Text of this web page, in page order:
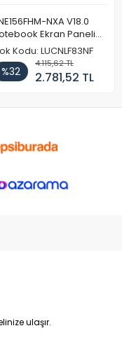
NXA V18.0
Ekran Paneli
144Hz
Kodu: LUCNLF83NF
%32
4.115,62 TL
2.781,52 TL
ulaşır.